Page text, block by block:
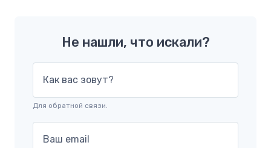
Не нашли, что искали?
Как вас зовут?
Для обратной связи.
Ваш email